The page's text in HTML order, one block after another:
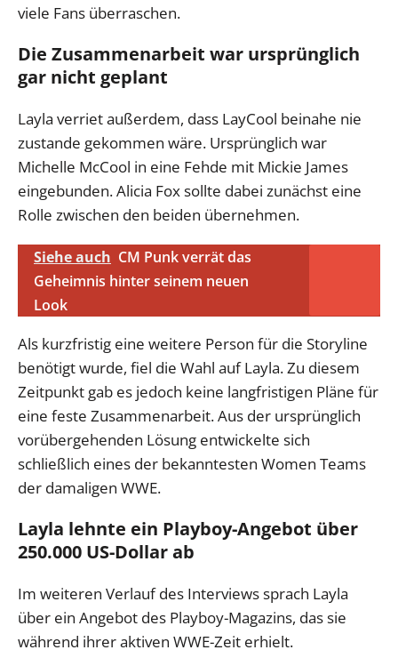
viele Fans überraschen.
Die Zusammenarbeit war ursprünglich
gar nicht geplant
Layla verriet außerdem, dass LayCool beinahe nie
zustande gekommen wäre. Ursprünglich war
Michelle McCool in eine Fehde mit Mickie James
eingebunden. Alicia Fox sollte dabei zunächst eine
Rolle zwischen den beiden übernehmen.
Siehe auch CM Punk verrät das
Geheimnis hinter seinem neuen
Look
Als kurzfristig eine weitere Person für die Storyline
benötigt wurde, fiel die Wahl auf Layla. Zu diesem
Zeitpunkt gab es jedoch keine langfristigen Pläne für
eine feste Zusammenarbeit. Aus der ursprünglich
vorübergehenden Lösung entwickelte sich
schließlich eines der bekanntesten Women Teams
der damaligen WWE.
Layla lehnte ein Playboy-Angebot über
250.000 US-Dollar ab
Im weiteren Verlauf des Interviews sprach Layla
über ein Angebot des Playboy-Magazins, das sie
während ihrer aktiven WWE-Zeit erhielt.